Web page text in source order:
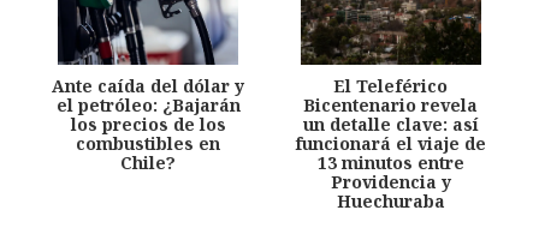
Ante caída del dólar y
el petróleo: ¿Bajarán
los precios de los
combustibles en
Chile?
El Teleférico
Bicentenario revela
un detalle clave: así
funcionará el viaje de
13 minutos entre
Providencia y
Huechuraba